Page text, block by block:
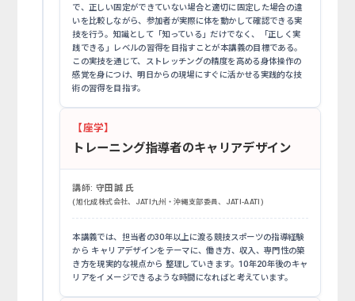
で、正しい固定ができていない場合と適切に固定した場合の違
いを比較しながら、参加者が実際に体を動かして確認できる実
技を行う。知識として「知っている」だけでなく、「正しく実
践できる」レベルの習得を目指すことが本講義の目標である。
この実技を通じて、ストレッチングの精度を高める身体操作の
感覚を身につけ、明日からの現場にすぐに活かせる実践的な技
術の習得を目指す。
【座学】
トレーニング指導者のキャリアデザイン
講師: 守田誠 氏
(旭化成株式会社、JATI九州・沖縄支部委員、JATI-AATI)
本講義では、担当者の30年以上に渡る競技スポーツの指導経験
から キャリアデザインをテーマに、働き方、収入、専門性の築
き方を現実的な視点から 整理していきます。10年20年後のキャ
リアをイメージできるような時間になればと考えています。